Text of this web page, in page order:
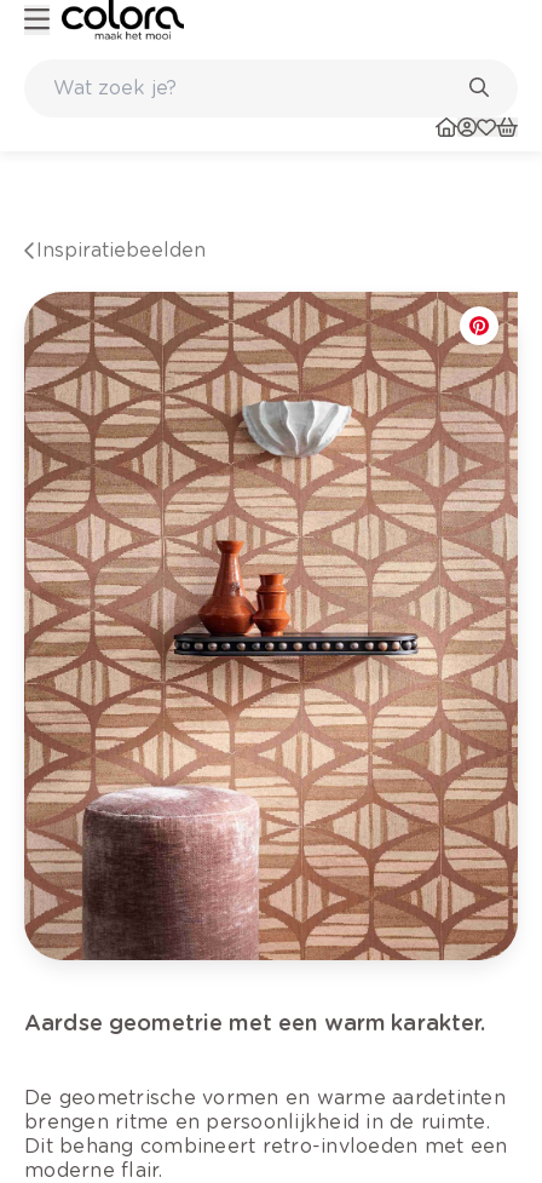
Inspiratiebeelden
Aardse geometrie met een warm karakter.
De geometrische vormen en warme aardetinten
brengen ritme en persoonlijkheid in de ruimte.
Dit behang combineert retro-invloeden met een
moderne flair.